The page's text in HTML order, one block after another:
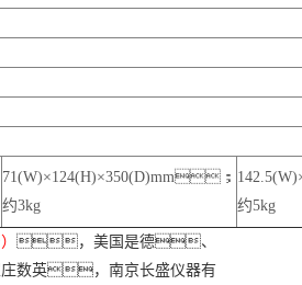
71(W)×124(H)×350(D)mm；
约3kg
约5kg
，美国是德、
数英， 南京长盛仪器有